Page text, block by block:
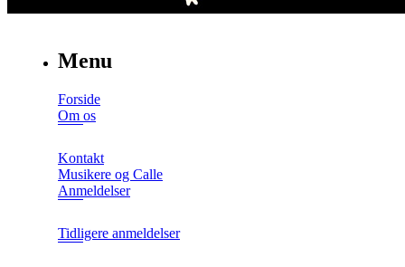
Menu
Forside
Om os
Kontakt
Musikere og Calle
Anmeldelser
Tidligere anmeldelser